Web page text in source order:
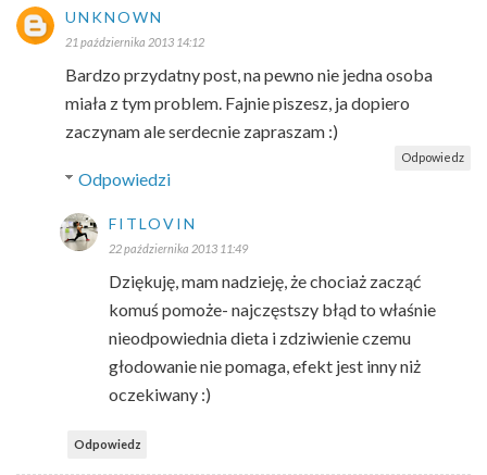
UNKNOWN
21 października 2013 14:12
Bardzo przydatny post, na pewno nie jedna osoba
miała z tym problem. Fajnie piszesz, ja dopiero
zaczynam ale serdecnie zapraszam :)
Odpowiedz
Odpowiedzi
FITLOVIN
22 października 2013 11:49
Dziękuję, mam nadzieję, że chociaż zacząć
komuś pomoże- najczęstszy błąd to właśnie
nieodpowiednia dieta i zdziwienie czemu
głodowanie nie pomaga, efekt jest inny niż
oczekiwany :)
Odpowiedz